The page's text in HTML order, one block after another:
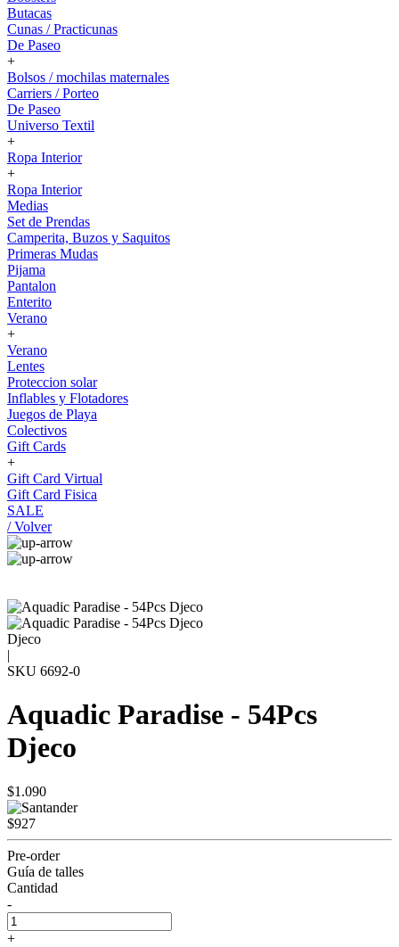
Butacas
Cunas / Practicunas
De Paseo
+
Bolsos / mochilas maternales
Carriers / Porteo
De Paseo
Universo Textil
+
Ropa Interior
+
Ropa Interior
Medias
Set de Prendas
Camperita, Buzos y Saquitos
Primeras Mudas
Pijama
Pantalon
Enterito
Verano
+
Verano
Lentes
Proteccion solar
Inflables y Flotadores
Juegos de Playa
Colectivos
Gift Cards
+
Gift Card Virtual
Gift Card Fisica
SALE
/ Volver
Djeco
|
SKU 6692-0
Aquadic Paradise - 54Pcs
Djeco
$1.090
$927
Pre-order
Guía de talles
Cantidad
-
+